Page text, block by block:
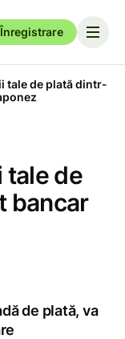
Înregistrare
tale de plată dintr-
tale de
bancar
de plată, va